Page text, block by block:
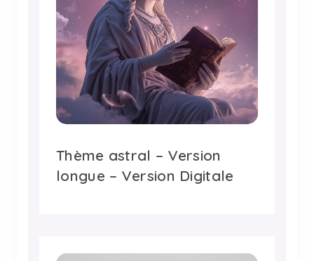
Thème astral – Version
longue – Version Digitale